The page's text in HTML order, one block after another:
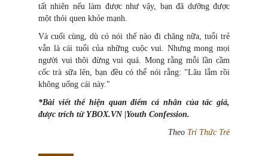
tất nhiên nếu làm được như vậy, bạn đã dưỡng được
một thói quen khỏe mạnh.
Và cuối cùng, dù có nói thế nào đi chăng nữa, tuổi trẻ
vẫn là cái tuổi của những cuộc vui. Nhưng mong mọi
người vui thôi đừng vui quá. Mong rằng mỗi lần cầm
cốc trà sữa lên, bạn đều có thể nói rằng: "Lâu lắm rồi
không uống cái này."
*Bài viết thể hiện quan điểm cá nhân của tác giả,
được trích từ YBOX.VN |Youth Confession.
Theo Trí Thức Trẻ